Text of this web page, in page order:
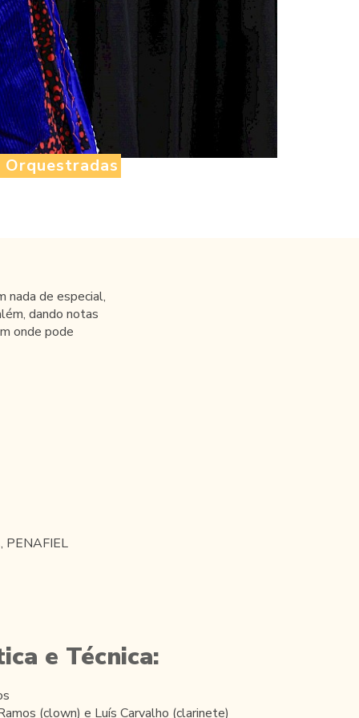
Orquestradas
nada de especial,
dando notas
onde pode
PENAFIEL
e Técnica:
(clown) e Luís Carvalho (clarinete)